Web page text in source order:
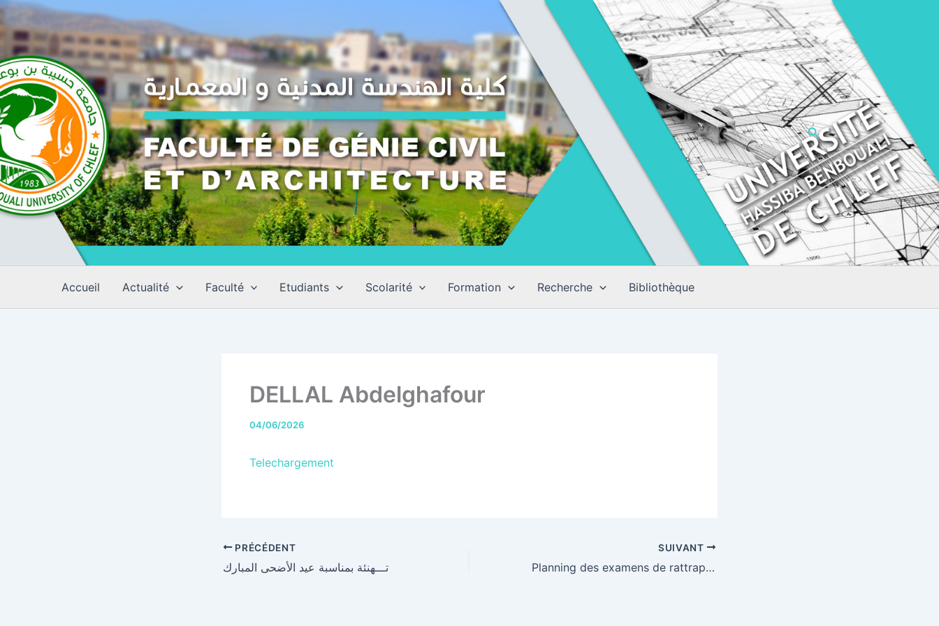
Aller
au
contenu
Rechercher
Accueil Actualité Faculté Etudiants Scolarité Formation Recherche Bibliothèque
DELLAL Abdelghafour
04/06/2026
Telechargement
PRÉCÉDENT
تـــهنئة بمناسبة عيد الأضحى المبارك
SUIVANT
Planning des examens de rattrapage-S1-GC-2025-2026